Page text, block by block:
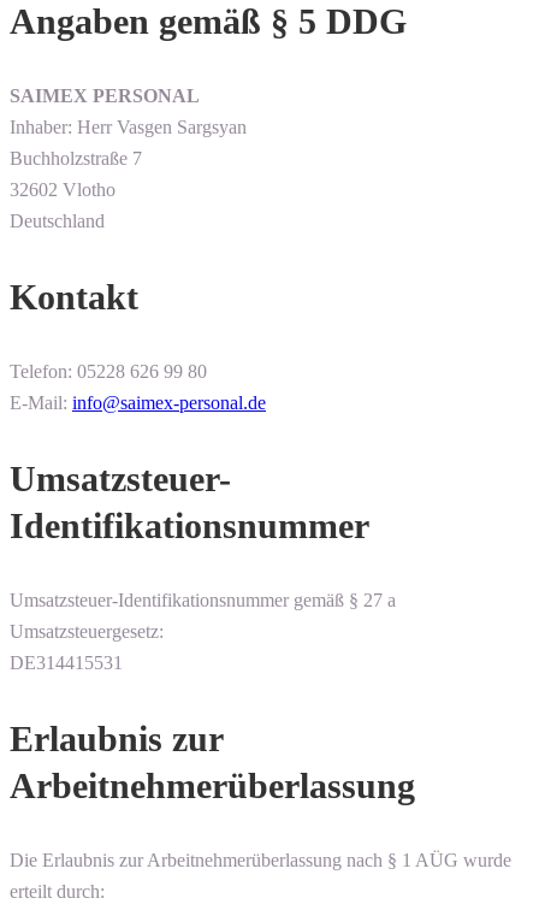
Angaben gemäß § 5 DDG
SAIMEX PERSONAL
Inhaber: Herr Vasgen Sargsyan
Buchholzstraße 7
32602 Vlotho
Deutschland
Kontakt
Telefon: 05228 626 99 80
E-Mail: info@saimex-personal.de
Umsatzsteuer-
Identifikationsnummer
Umsatzsteuer-Identifikationsnummer gemäß § 27 a
Umsatzsteuergesetz:
DE314415531
Erlaubnis zur
Arbeitnehmerüberlassung
Die Erlaubnis zur Arbeitnehmerüberlassung nach § 1 AÜG wurde
erteilt durch: